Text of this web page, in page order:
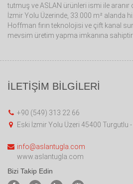
tutmuş ve ASLAN ürünleri ismi ile
İzmir Yolu Üzerinde, 33.000 m² alanda
Hoffman fırın teknolojisi ve çift kanal
mevsim üretim yapma imkanına sahiptir.
İLETİŞİM BİLGİLERİ
+90 (549) 313 22 66
Eski İzmir Yolu Üzeri 45400 Turgutlu
info@aslantugla.com
www.aslantugla.com
Bizi Takip Edin